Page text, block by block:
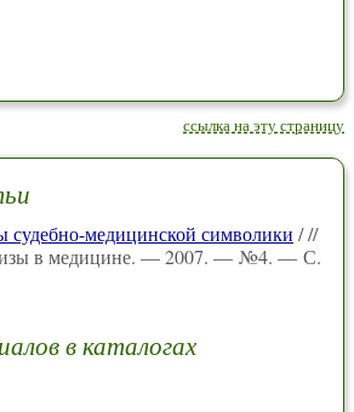
ссылка на эту страницу
судебно-медицинской символики / //
в медицине. — 2007. — №4. — С.
в каталогах